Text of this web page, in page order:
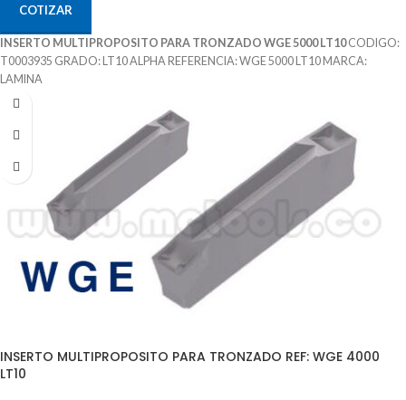
COTIZAR
INSERTO MULTIPROPOSITO PARA TRONZADO WGE 5000 LT10CODIGO:
T0003935 GRADO: LT10 ALPHA REFERENCIA: WGE 5000 LT10 MARCA:
LAMINA
INSERTO MULTIPROPOSITO PARA TRONZADO REF: WGE 4000
LT10